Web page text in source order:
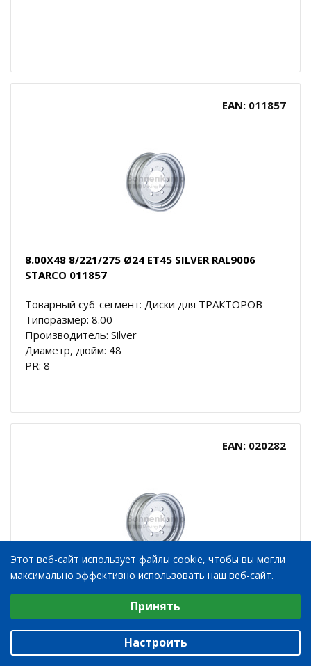
EAN: 011857
8.00X48 8/221/275 Ø24 ET45 SILVER RAL9006
STARCO 011857
Товарный суб-сегмент: Диски для ТРАКТОРОВ
Типоразмер: 8.00
Производитель: Silver
Диаметр, дюйм: 48
PR: 8
EAN: 020282
8.00X48 8/221/275 Ø24 ET167.5 ORANGE RAL3020
STARCO ONE PART 020282
Товарный суб-сегмент: Диски для ТРАКТОРОВ
Типоразмер: 8.00
Этот веб-сайт использует файлы cookie, чтобы вы могли
максимально эффективно использовать наш веб-сайт.
Выберите настройки cookie
Аналитические/Функциональные
Принять
Настроить